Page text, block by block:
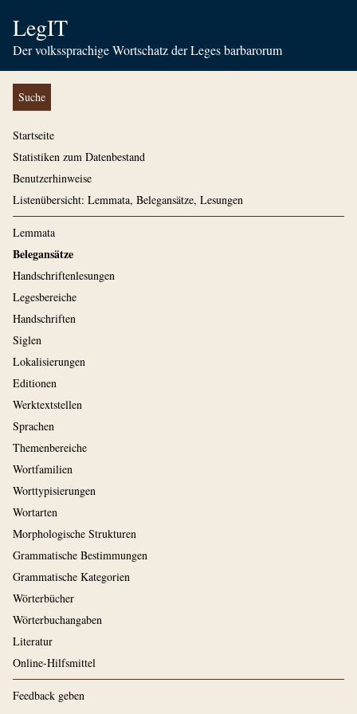
LegIT
Der volkssprachige Wortschatz der Leges barbarorum
Suche
Startseite
Statistiken zum Datenbestand
Benutzerhinweise
Listenübersicht: Lemmata, Belegansätze, Lesungen
Lemmata
Belegansätze
Handschriftenlesungen
Legesbereiche
Handschriften
Siglen
Lokalisierungen
Editionen
Werktextstellen
Sprachen
Themenbereiche
Wortfamilien
Worttypisierungen
Wortarten
Morphologische Strukturen
Grammatische Bestimmungen
Grammatische Kategorien
Wörterbücher
Wörterbuchangaben
Literatur
Online-Hilfsmittel
Feedback geben